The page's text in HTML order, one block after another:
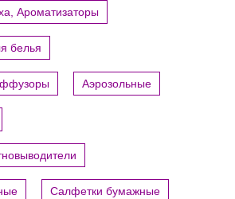
Ароматизаторы
белья
Аэрозольные
Салфетки бумажные